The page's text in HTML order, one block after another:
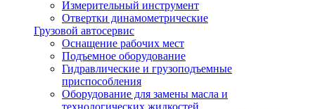
Измерительный инструмент
Отвертки динамометрические
Грузовой автосервис
Оснащение рабочих мест
Подъемное оборудование
Гидравлические и грузоподъемные
приспособления
Оборудование для замены масла и
технологических жидкостей